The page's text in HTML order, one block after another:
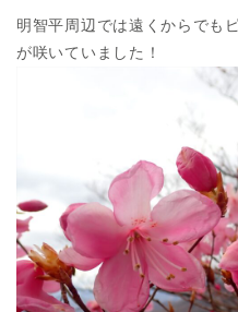
明智平周辺では遠くからでも
が咲いていました！